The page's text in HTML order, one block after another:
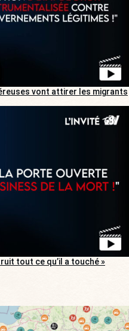
vont attirer les migrants
tout ce qu’il a touché »